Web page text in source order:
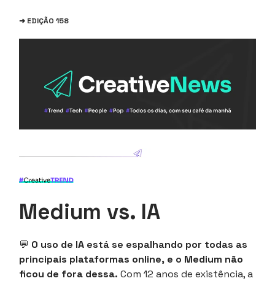
➜ EDIÇÃO 158
Medium vs. IA
💬 O uso de IA está se espalhando por todas as
principais plataformas online, e o Medium não
ficou de fora dessa. Com 12 anos de existência, a